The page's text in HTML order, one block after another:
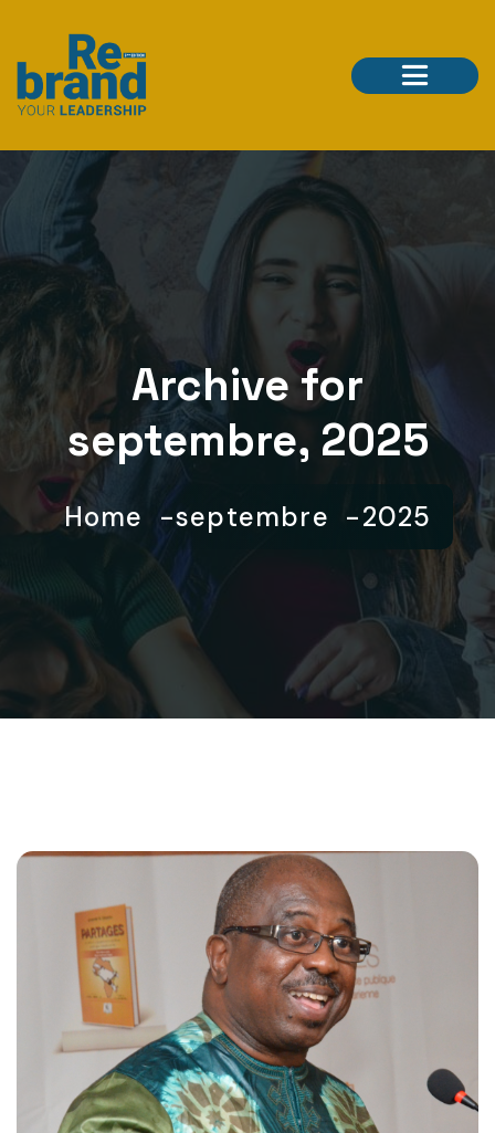
Archive for
septembre, 2025
Home septembre 2025